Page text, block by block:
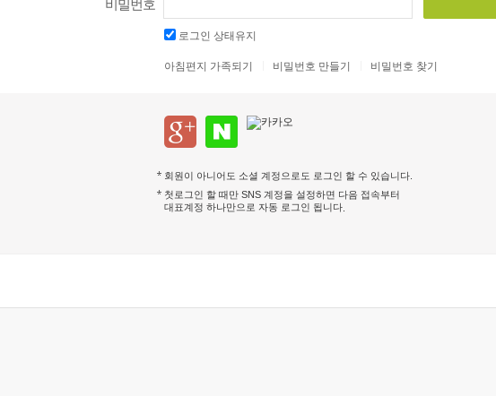
비밀번호
로그인 상태유지
아침편지 가족되기 비밀번호 만들기 비밀번호 찾기
회원이 아니어도 소셜 계정으로도 로그인 할 수 있습니다.
첫로그인 할 때만 SNS 계정을 설정하면 다음 접속부터
대표계정 하나만으로 자동 로그인 됩니다